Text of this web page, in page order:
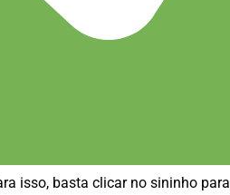
isso, basta clicar no sininho